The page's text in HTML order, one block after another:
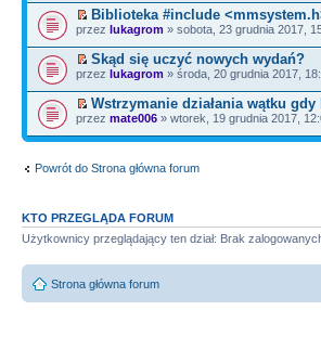
Biblioteka #include
przez lukagrom » sobota, 23 grudnia 2017,
Skąd się uczyć nowych wydań?
przez lukagrom » środa, 20 grudnia 2017,
Wstrzymanie działania wątku
przez mate006 » wtorek, 19 grudnia 2017,
Powrót do Strona główna forum
KTO PRZEGLĄDA FORUM
Użytkownicy przeglądający ten dział: Brak
Strona główna forum